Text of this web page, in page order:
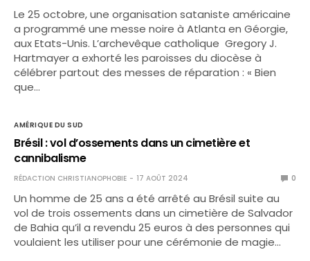
Le 25 octobre, une organisation sataniste américaine
a programmé une messe noire à Atlanta en Géorgie,
aux Etats-Unis. L’archevêque catholique Gregory J.
Hartmayer a exhorté les paroisses du diocèse à
célébrer partout des messes de réparation : « Bien
que…
AMÉRIQUE DU SUD
Brésil : vol d’ossements dans un cimetière et
cannibalisme
RÉDACTION CHRISTIANOPHOBIE 17 AOÛT 2024 0
Un homme de 25 ans a été arrêté au Brésil suite au
vol de trois ossements dans un cimetière de Salvador
de Bahia qu’il a revendu 25 euros à des personnes qui
voulaient les utiliser pour une cérémonie de magie…